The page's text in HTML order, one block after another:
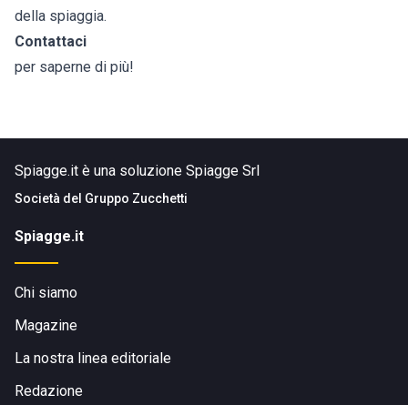
della spiaggia.
Contattaci
per saperne di più!
Spiagge.it è una soluzione Spiagge Srl
Società del Gruppo Zucchetti
Spiagge.it
Chi siamo
Magazine
La nostra linea editoriale
Redazione